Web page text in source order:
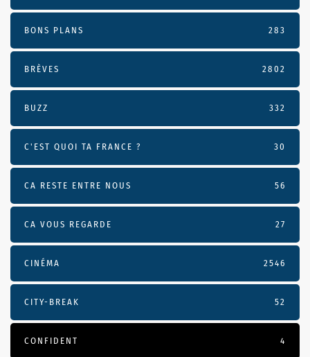
BONS PLANS 283
BRÈVES 2802
BUZZ 332
C'EST QUOI TA FRANCE ? 30
CA RESTE ENTRE NOUS 56
CA VOUS REGARDE 27
CINÉMA 2546
CITY-BREAK 52
CONFIDENT 4